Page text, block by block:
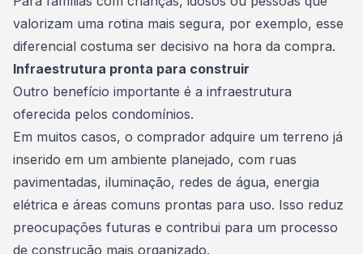
valorizam uma rotina mais segura, por exemplo, esse
diferencial costuma ser decisivo na hora da compra.
Infraestrutura pronta para construir
Outro benefício importante é a infraestrutura
oferecida pelos condomínios.
Em muitos casos, o comprador adquire um terreno já
inserido em um ambiente planejado, com ruas
pavimentadas, iluminação, redes de água, energia
elétrica e áreas comuns prontas para uso. Isso reduz
preocupações futuras e contribui para um processo
de construção mais organizado.